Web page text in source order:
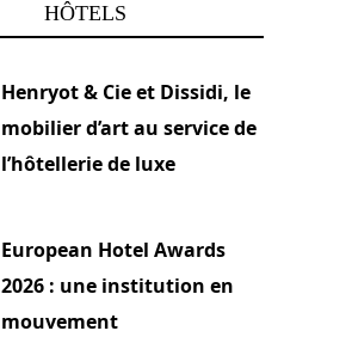
HÔTELS
Henryot & Cie et Dissidi, le
mobilier d’art au service de
l’hôtellerie de luxe
European Hotel Awards
2026 : une institution en
mouvement